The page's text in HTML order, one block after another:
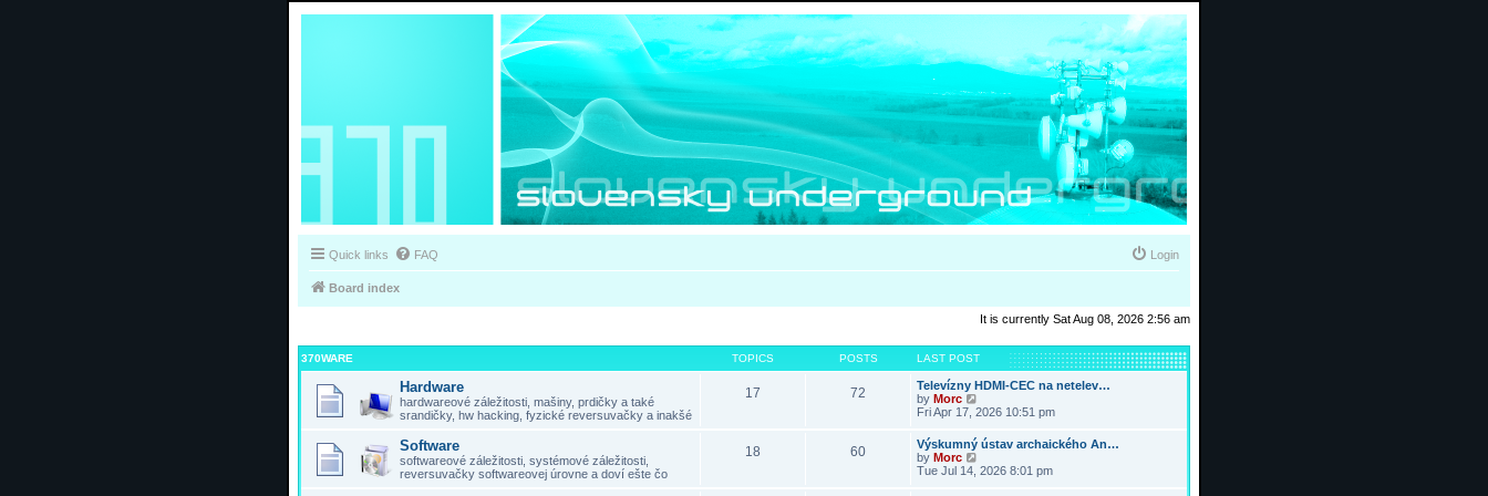
Quick links FAQ Login
Board index
It is currently Sat Aug 08, 2026 2:56 am
370WARE TOPICS POSTS LAST POST
Hardware
hardwareové záležitosti, mašiny, prdičky a také
srandičky, hw hacking, fyzické reversuvačky a inakšé
17 72
Televízny HDMI-CEC na netelev…
by Morc
i
w
t
h
e
Fri Apr 17, 2026 10:51 pm
Software
softwareové záležitosti, systémové záležitosti,
reversuvačky softwareovej úrovne a doví ešte čo
18 60
Výskumný ústav archaického An…
by Morc
i
Tue Jul 14, 2026 8:01 pm